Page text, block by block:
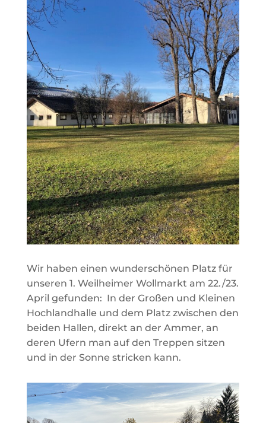
Wir haben einen wunderschönen Platz für
unseren 1. Weilheimer Wollmarkt am 22./23.
April gefunden: In der Großen und Kleinen
Hochlandhalle und dem Platz zwischen den
beiden Hallen, direkt an der Ammer, an
deren Ufern man auf den Treppen sitzen
und in der Sonne stricken kann.